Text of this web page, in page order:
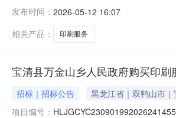
发布时间： 2026-05-12 16:07
相关产品：
印刷服务
宝清县万金山乡人民政府购买印刷
招标｜招标公告 黑龙江省｜双鸭山市
项目编号：